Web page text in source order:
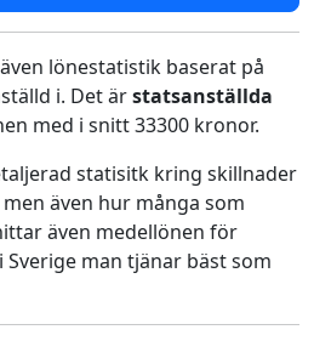
lönestatistik baserat på
i. Det ärstatsanställda
med i snitt 33300 kronor.
statisitk kring skillnader
även hur många som
även medellönen för
man tjänar bäst som